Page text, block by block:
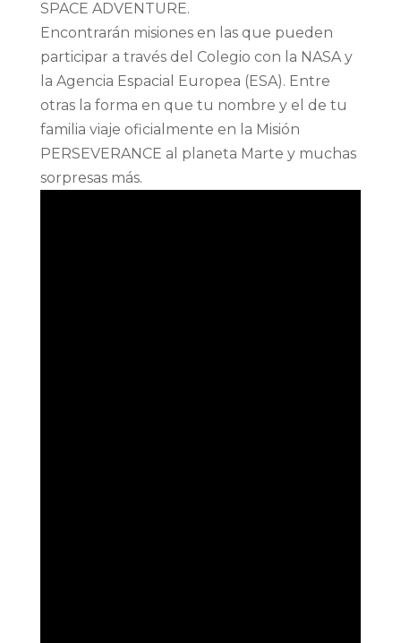
SPACE ADVENTURE.
Encontrarán misiones en las que pueden
participar a través del Colegio con la NASA y
la Agencia Espacial Europea (ESA). Entre
otras la forma en que tu nombre y el de tu
familia viaje oficialmente en la Misión
PERSEVERANCE al planeta Marte y muchas
sorpresas más.